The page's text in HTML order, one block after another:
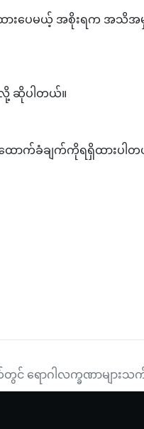
ထားပေမယ့် အစိုးရက အသိ
လို့ ဆိုပါတယ်။
ာက်ခံချက်ကိုရရှိထားပါတ
ကောင်စီတွင် အမေရိကန်ကတင်သွ
ာတွေ့ရှိ
ရောဂါလက္ခဏာများ